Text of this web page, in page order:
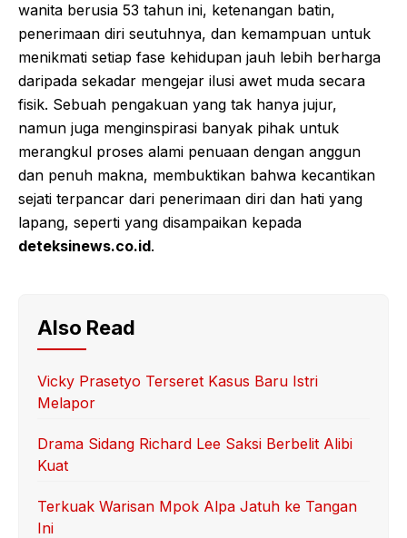
wanita berusia 53 tahun ini, ketenangan batin,
penerimaan diri seutuhnya, dan kemampuan untuk
menikmati setiap fase kehidupan jauh lebih berharga
daripada sekadar mengejar ilusi awet muda secara
fisik. Sebuah pengakuan yang tak hanya jujur,
namun juga menginspirasi banyak pihak untuk
merangkul proses alami penuaan dengan anggun
dan penuh makna, membuktikan bahwa kecantikan
sejati terpancar dari penerimaan diri dan hati yang
lapang, seperti yang disampaikan kepada
deteksinews.co.id.
Also Read
Vicky Prasetyo Terseret Kasus Baru Istri
Melapor
Drama Sidang Richard Lee Saksi Berbelit Alibi
Kuat
Terkuak Warisan Mpok Alpa Jatuh ke Tangan
Ini